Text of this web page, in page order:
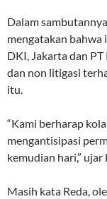
Dalam
mengatakan
DKI, Jakarta dan
dan non litigasi
itu.
“Kami berharap
mengantisipasi
kemudian hari,” ujar
Masih kata Reda,